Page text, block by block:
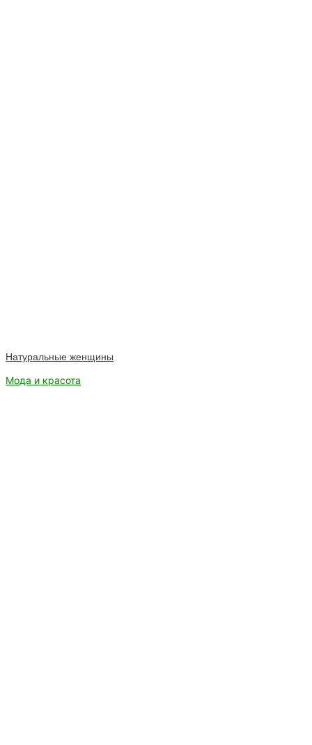
Натуральные женщины
Мода и красота